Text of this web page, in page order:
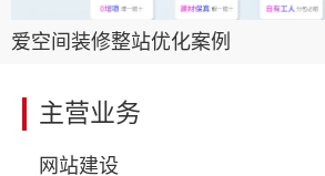
爱空间装修整站优化案例
主营业务
网站建设